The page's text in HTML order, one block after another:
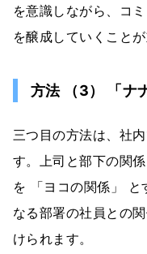
を意識しながら、コ
を醸成していくことが
方法 （3） 「ナ
三つ目の方法は、社
す。上司と部下の関
を 「ヨコの関係」
なる部署の社員との
けられます。